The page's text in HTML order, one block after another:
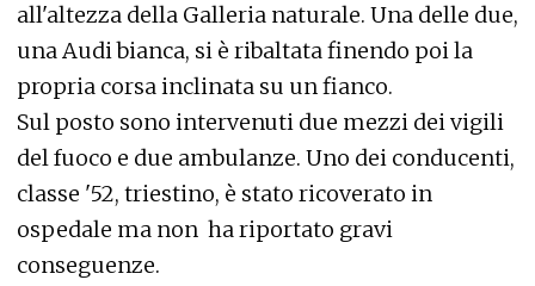
all'altezza della Galleria naturale. Una delle due,
una Audi bianca, si è ribaltata finendo poi la
propria corsa inclinata su un fianco.
Sul posto sono intervenuti due mezzi dei vigili
del fuoco e due ambulanze. Uno dei conducenti,
classe '52, triestino, è stato ricoverato in
ospedale ma non ha riportato gravi
conseguenze.